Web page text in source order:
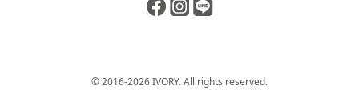
© 2016-2026 IVORY. All rights reserved.